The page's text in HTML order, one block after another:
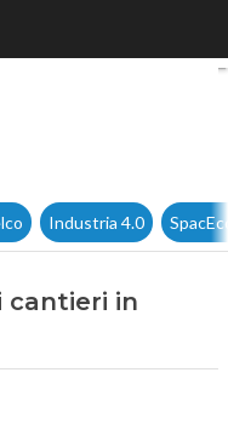
via ai
Industria 4.0
cantieri in